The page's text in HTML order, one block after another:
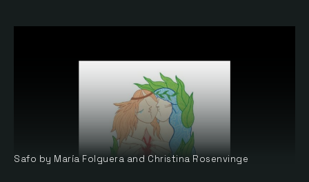
Safo by María Folguera and Christina Rosenvinge